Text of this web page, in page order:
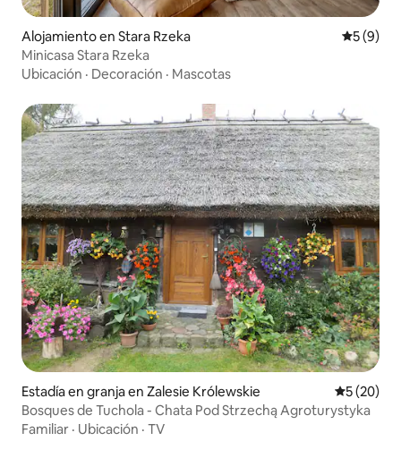
Alojamiento en Stara Rzeka
5 (9)
Minicasa Stara Rzeka
Ubicación · Decoración · Mascotas
Estadía en granja en Zalesie Królewskie
5 (20)
Bosques de Tuchola - Chata Pod Strzechą Agroturystyka
Familiar · Ubicación · TV